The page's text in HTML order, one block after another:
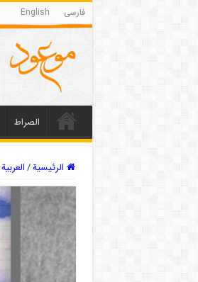
فارسی English
الصراط
الرئيسية/العربیة